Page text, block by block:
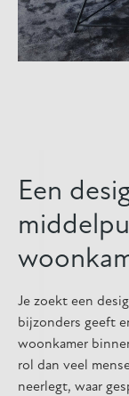
Een
Je zoekt een
bijzonders geeft
woonkamer
rol dan veel
neerlegt, waar